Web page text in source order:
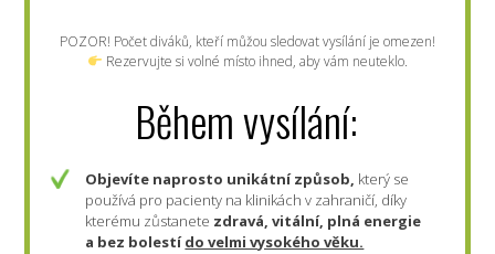
POZOR! Počet diváků, kteří můžou sledovat vysílání je omezen!
Rezervujte si volné místo ihned, aby vám neuteklo.
Během vysílání:
Objevíte naprosto unikátní způsob, který se
používá pro pacienty na klinikách v zahraničí, díky
kterému zůstanete zdravá, vitální, plná energie
a bez bolestído velmi vysokého věku.